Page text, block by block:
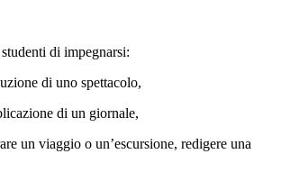
di impegnarsi:
di uno spettacolo,
di un giornale,
un viaggio o un’escursione, redigere una